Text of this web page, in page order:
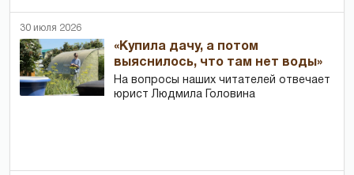
30 июля 2026
«Купила дачу, а потом
выяснилось, что там нет воды»
На вопросы наших читателей отвечает
юрист Людмила Головина